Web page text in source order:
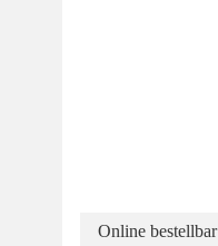
Online bestellbar